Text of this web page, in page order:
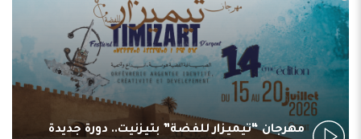
مهرجان “تيميزار للفضة” بتيزنيت.. دورة جديدة